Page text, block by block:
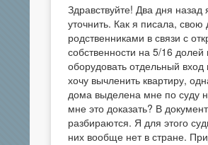
Здравствуйте! Два дня
уточнить. Как я писала,
родственниками в связи с
собственности на 5/16
оборудовать отдельный
хочу вычленить квартиру,
дома выделена мне по суду
мне это доказать? В
разбираются. Я для этого
них вообще нет в стране.